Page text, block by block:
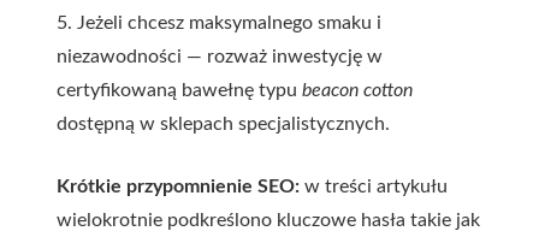
5. Jeżeli chcesz maksymalnego smaku i
niezawodności — rozważ inwestycję w
certyfikowaną bawełnę typu beacon cotton
dostępną w sklepach specjalistycznych.
Krótkie przypomnienie SEO: w treści artykułu
wielokrotnie podkreślono kluczowe hasła takie jak